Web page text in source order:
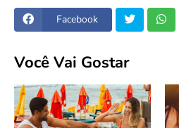
Facebook
Você Vai Gostar